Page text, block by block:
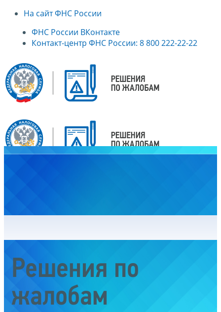
На сайт ФНС России
ФНС России ВКонтакте
Контакт-центр ФНС России: 8 800 222-22-22
Решения по
жалобам